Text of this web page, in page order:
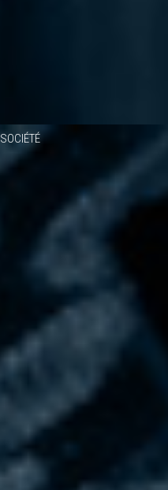
SOCIÉTÉ